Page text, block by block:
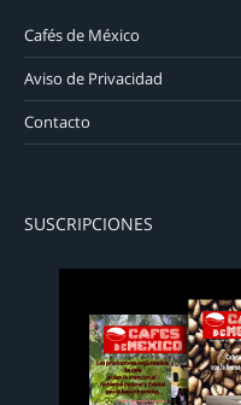
Cafés de México
Aviso de Privacidad
Contacto
SUSCRIPCIONES